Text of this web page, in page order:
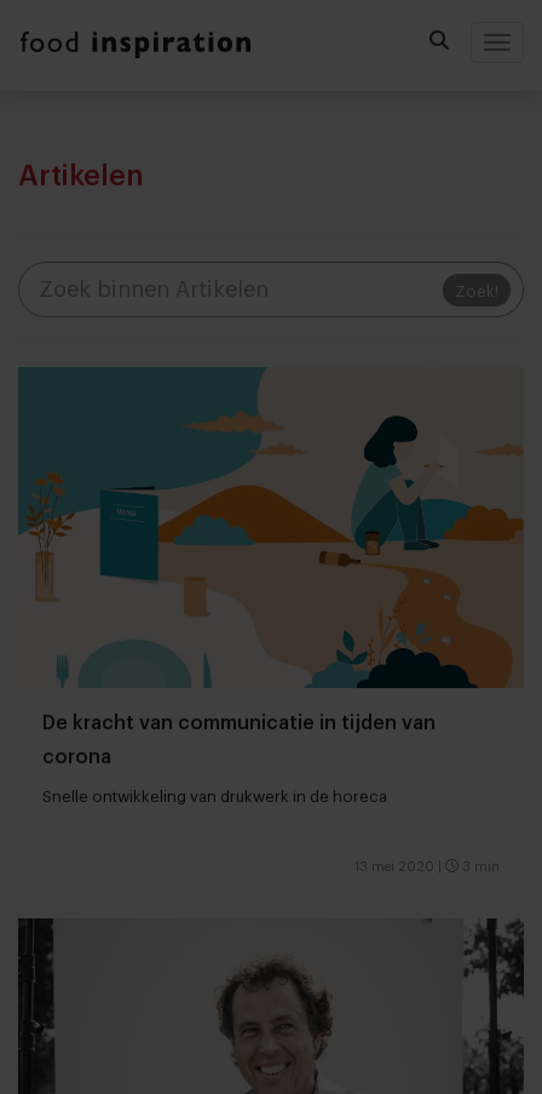
Artikelen
Zoek!
De kracht van communicatie in tijden van
corona
Snelle ontwikkeling van drukwerk in de horeca
13 mei 2020 3 min